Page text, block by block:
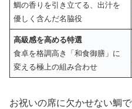
鯛の香りを引き立てる、出汁を
優しく含んだ名脇役
高級感を高める特選
食卓を格調高き「和食御膳」に
変える極上の組み合わせ
お祝いの席に欠かせない鯛